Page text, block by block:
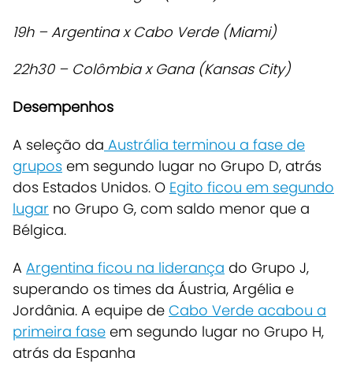
19h – Argentina x Cabo Verde (Miami)
22h30 – Colômbia x Gana (Kansas City)
Desempenhos
A seleção da Austrália terminou a fase de
grupos em segundo lugar no Grupo D, atrás
dos Estados Unidos. O Egito ficou em segundo
lugar no Grupo G, com saldo menor que a
Bélgica.
A Argentina ficou na liderança do Grupo J,
superando os times da Áustria, Argélia e
Jordânia. A equipe de Cabo Verde acabou a
primeira fase em segundo lugar no Grupo H,
atrás da Espanha